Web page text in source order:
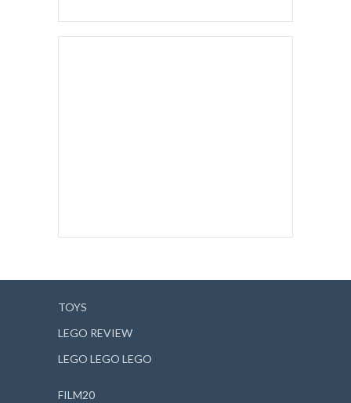
TOYS
LEGO REVIEW
LEGO LEGO LEGO
FILM20